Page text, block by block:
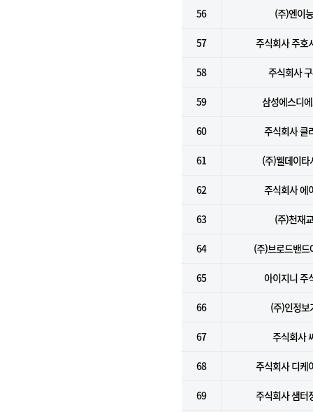
56 (주)엔이
57 주식회사 주호
58 주식회사
59 삼성에스디
60 주식회사 클
61 (주)웰데이타
62 주식회사 에
63 (주)천재
64 (주)브로드밴드
65 아이지니 주
66 (주)인정보
67 주식회사
68 주식회사 디케
69 주식회사 샘터